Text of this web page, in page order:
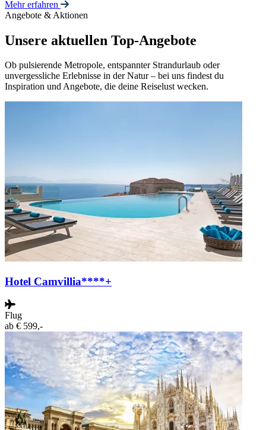
Mehr erfahren
Angebote & Aktionen
Unsere aktuellen Top-Angebote
Ob pulsierende Metropole, entspannter Strandurlaub oder
unvergessliche Erlebnisse in der Natur – bei uns findest du
Inspiration und Angebote, die deine Reiselust wecken.
Hotel Camvillia****+
Flug
ab € 599,-